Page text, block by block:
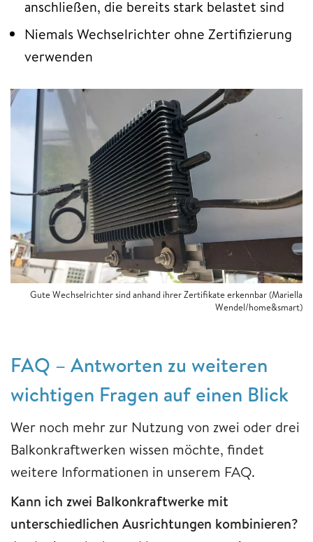
anschließen, die bereits stark belastet sind
Niemals Wechselrichter ohne Zertifizierung
verwenden
Gute Wechselrichter sind anhand ihrer Zertifikate erkennbar (Mariella
Wendel/home&smart)
FAQ – Antworten zu weiteren
wichtigen Fragen auf einen Blick
Wer noch mehr zur Nutzung von zwei oder drei
Balkonkraftwerken wissen möchte, findet
weitere Informationen in unserem FAQ.
Kann ich zwei Balkonkraftwerke mit
unterschiedlichen Ausrichtungen kombinieren?